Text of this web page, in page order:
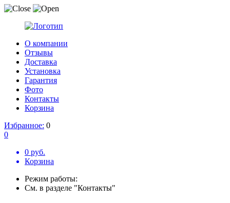
О компании
Отзывы
Доставка
Установка
Гарантия
Фото
Контакты
Корзина
Избранное: 0
0
0 руб.
Корзина
Режим работы:
См. в разделе "Контакты"